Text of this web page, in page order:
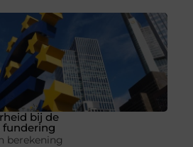
bij de
fundering
berekening